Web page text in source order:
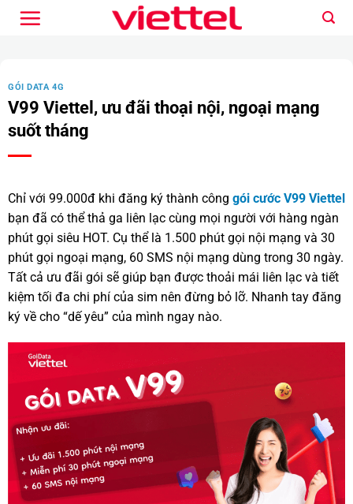
qua
GÓI DATA 4G
V99 Viettel, ưu đãi thoại nội, ngoại mạng
suốt tháng
Chỉ với 99.000đ khi đăng ký thành công gói cước V99 Viettel
bạn đã có thể thả ga liên lạc cùng mọi người với hàng ngàn
phút gọi siêu HOT. Cụ thể là 1.500 phút gọi nội mạng và 30
phút gọi ngoại mạng, 60 SMS nội mạng dùng trong 30 ngày.
Tất cả ưu đãi gói sẽ giúp bạn được thoải mái liên lạc và tiết
kiệm tối đa chi phí của sim nên đừng bỏ lỡ. Nhanh tay đăng
ký về cho “dế yêu” của mình ngay nào.